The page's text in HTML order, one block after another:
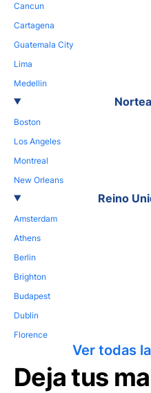
Cancun
Cartagena
Guatemala City
Lima
Medellin
Boston
Los Angeles
Montreal
New Orleans
Reino
Amsterdam
Athens
Berlin
Brighton
Budapest
Dublin
Florence
Ver todas
Deja tus